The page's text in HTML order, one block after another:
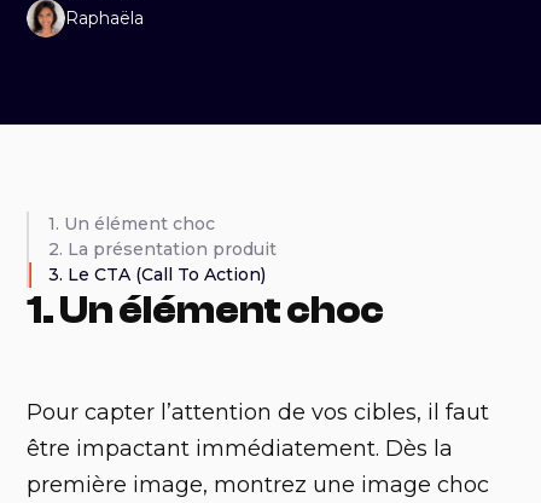
Raphaëla
1. Un élément choc
2. La présentation produit
3. Le CTA (Call To Action)
1. Un élément choc
Pour capter l’attention de vos cibles, il faut
être impactant immédiatement. Dès la
première image, montrez une image choc